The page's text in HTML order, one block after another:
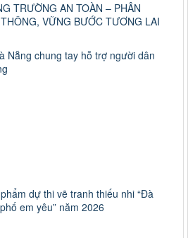
TRƯỜNG AN TOÀN – PHÂN
VỮNG BƯỚC TƯƠNG LAI
Nẵng chung tay hỗ trợ người dân
dự thi vẽ tranh thiếu nhi “Đà
em yêu” năm 2026